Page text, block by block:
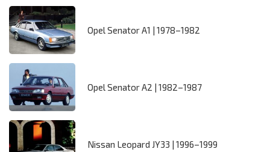
Opel Senator A1 | 1978–1982
Opel Senator A2 | 1982–1987
Nissan Leopard JY33 | 1996–1999